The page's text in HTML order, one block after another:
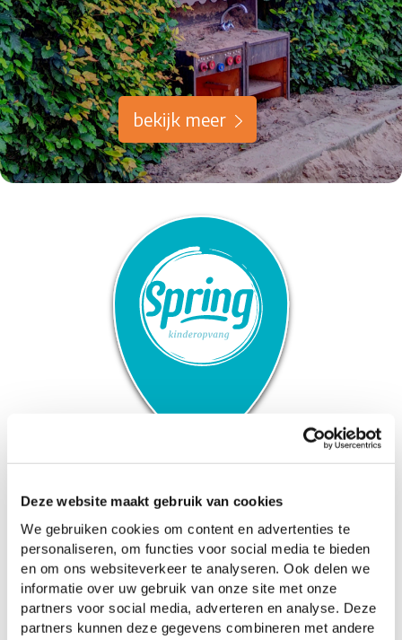
Deze website maakt gebruik van cookies
We gebruiken cookies om content en advertenties te
personaliseren, om functies voor social media te bieden
en om ons websiteverkeer te analyseren. Ook delen we
informatie over uw gebruik van onze site met onze
partners voor social media, adverteren en analyse. Deze
partners kunnen deze gegevens combineren met andere
bekijk meer
Kleinschalige opvang voor kinderen van 0
tot 4 jaar met persoonlijke aandacht voor
je kind.
Een klein team met vertrouwde gezichten
en professionele medewerkers.